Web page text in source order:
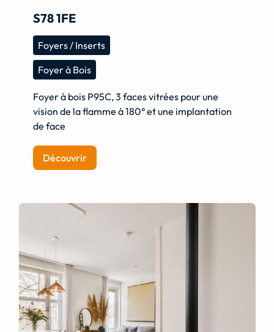
S78 1FE
Foyers / Inserts
Foyer à Bois
Foyer à bois P95C, 3 faces vitrées pour une
vision de la flamme à 180° et une implantation
de face
Découvrir